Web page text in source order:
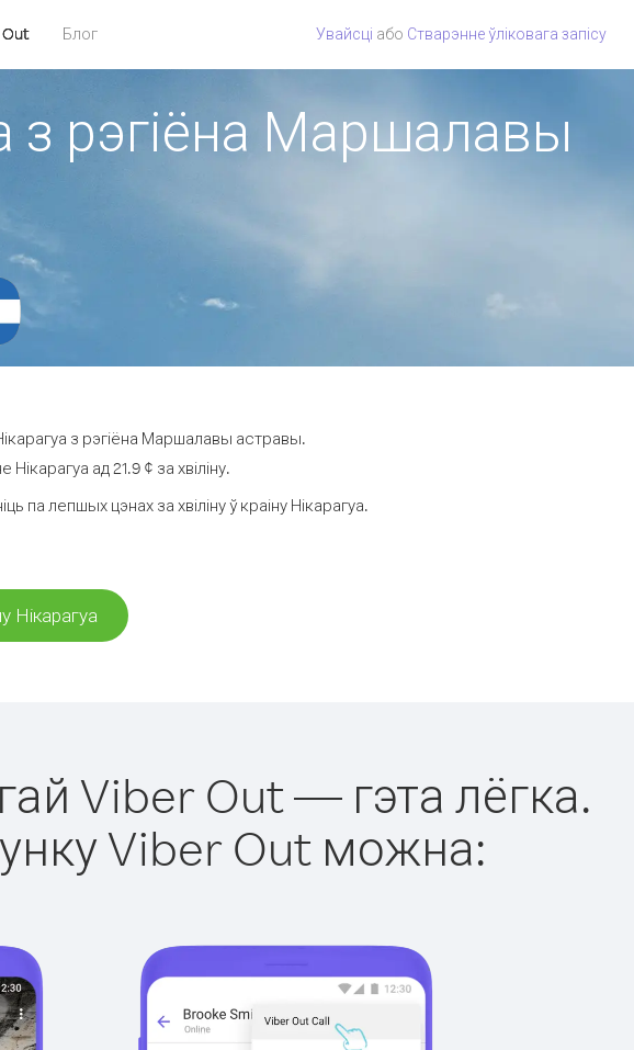
Блог Увайсці або Стварэнне ўліковага запісу
з рэгіёна Маршалавы
з рэгіёна Маршалавы астравы.
ад 21.9 ¢ за хвіліну.
лепшых цэнах за хвіліну ў краіну Нікарагуа.
Нікарагуа
Viber Out — гэта лёгка.
Viber Out можна: